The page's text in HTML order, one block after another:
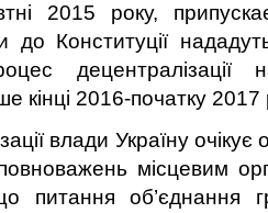
2015 року,
Конституції
децентралізації
кінці 2016-початку 2017
влади Україну
місцевим
питання об’єднання